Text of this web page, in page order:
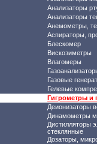
Анализаторы
Анализаторы
Анемометры,
Аспираторы,
Блескомер
Вискозиметры
Влагомеры
Газовые
Гелевые
Гигрометры и
Деионизаторы
Динамометры
Дистилляторы
стеклянные
Дозаторы,